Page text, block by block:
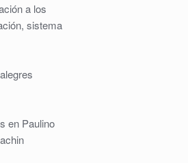
a los
sistema
en Paulino